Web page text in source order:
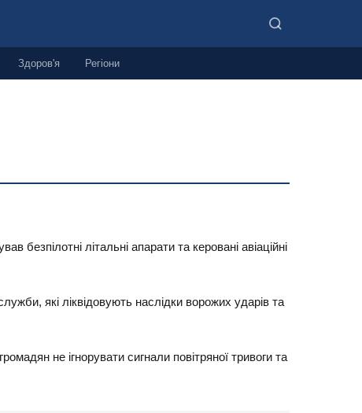
Здоров'я Регіони
безпілотні літальні апарати та керовані авіаційні
які ліквідовують наслідки ворожих ударів та
не ігнорувати сигнали повітряної тривоги та